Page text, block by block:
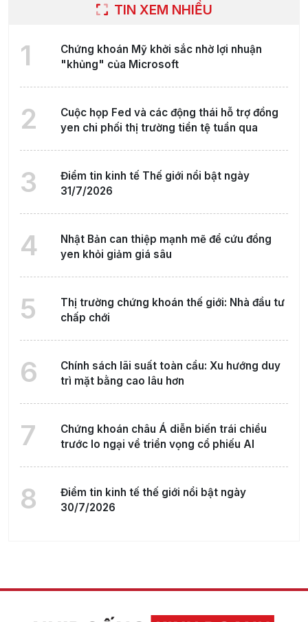
TIN XEM NHIỀU
1
Chứng khoán Mỹ khởi sắc nhờ lợi nhuận
"khủng" của Microsoft
2
Cuộc họp Fed và các động thái hỗ trợ đồng
yen chi phối thị trường tiền tệ tuần qua
3
Điểm tin kinh tế Thế giới nổi bật ngày
31/7/2026
4
Nhật Bản can thiệp mạnh mẽ để cứu đồng
yen khỏi giảm giá sâu
5
Thị trường chứng khoán thế giới: Nhà đầu tư
chấp chới
6
Chính sách lãi suất toàn cầu: Xu hướng duy
trì mặt bằng cao lâu hơn
7
Chứng khoán châu Á diễn biến trái chiều
trước lo ngại về triển vọng cổ phiếu AI
8
Điểm tin kinh tế thế giới nổi bật ngày
30/7/2026